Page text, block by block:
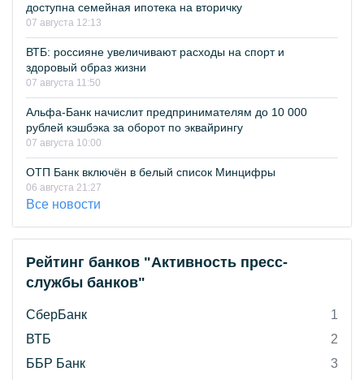
доступна семейная ипотека на вторичку
07 августа 12:13
ВТБ: россияне увеличивают расходы на спорт и
здоровый образ жизни
07 августа 11:50
Альфа-Банк начислит предпринимателям до 10 000
рублей кэшбэка за оборот по эквайрингу
07 августа 10:00
ОТП Банк включён в белый список Минцифры
06 августа 21:27
Все новости
Рейтинг банков "Активность пресс-
службы банков"
СберБанк
1
ВТБ
2
ББР Банк
3